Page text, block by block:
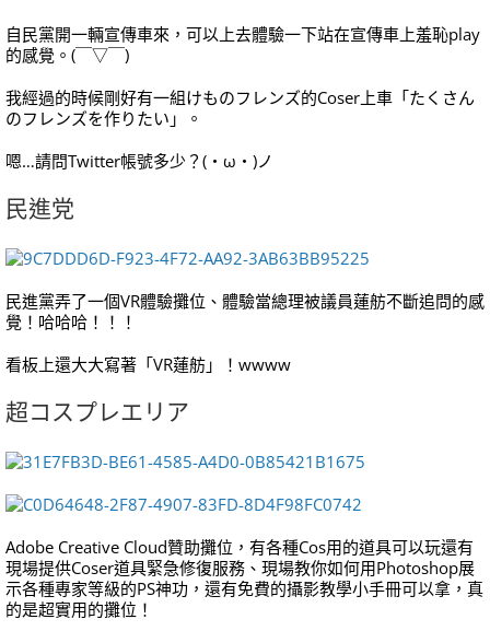
自民黨開一輛宣傳車來，可以上去體驗一下站在宣傳車上羞恥play
的感覺。(￣▽￣)
我經過的時候剛好有一組けものフレンズ的Coser上車「たくさん
のフレンズを作りたい」。
嗯…請問Twitter帳號多少？(・ω・)ノ
民進党
民進黨弄了一個VR體驗攤位、體驗當總理被議員蓮舫不斷追問的感
覺！哈哈哈！！！
看板上還大大寫著「VR蓮舫」！wwww
超コスプレエリア
Adobe Creative Cloud贊助攤位，有各種Cos用的道具可以玩還有
現場提供Coser道具緊急修復服務、現場教你如何用Photoshop展
示各種專家等級的PS神功，還有免費的攝影教學小手冊可以拿，真
的是超實用的攤位！